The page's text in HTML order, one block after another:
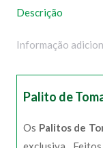
Descrição
Informação
Palito de
Os Palitos de